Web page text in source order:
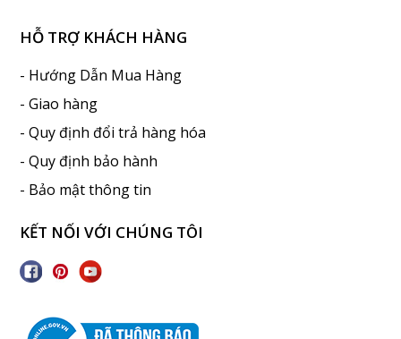
HỖ TRỢ KHÁCH HÀNG
- Hướng Dẫn Mua Hàng
- Giao hàng
- Quy định đổi trả hàng hóa
- Quy định bảo hành
- Bảo mật thông tin
KẾT NỐI VỚI CHÚNG TÔI